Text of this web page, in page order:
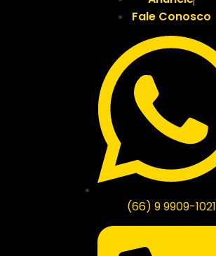
Fale Conosco
(66) 9 9909-1021